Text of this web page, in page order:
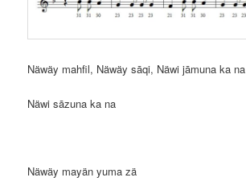
Näwäy mahfil, Näwäy sāqi, Näwi jāmuna ka na
Näwi sāzuna ka na
Näwäy mayän yuma zä